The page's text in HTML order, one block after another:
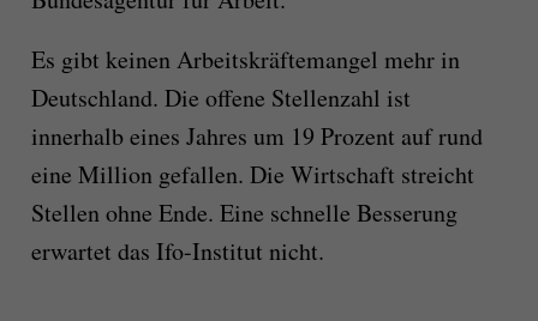
Es gibt keinen Arbeitskräftemangel mehr in
Deutschland. Die offene Stellenzahl ist
innerhalb eines Jahres um 19 Prozent auf rund
eine Million gefallen. Die Wirtschaft streicht
Stellen ohne Ende. Eine schnelle Besserung
erwartet das Ifo-Institut nicht.